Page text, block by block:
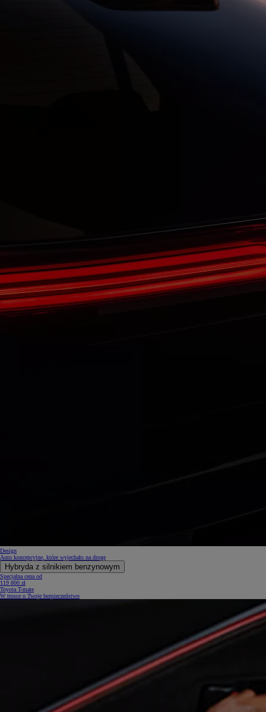
Design
Auto koncepcyjne, które wyjechało na drogę
Hybryda z silnikiem benzynowym
Specjalna cena od
119 800 zł
Toyota T-mate
W trosce o Twoje bezpieczeństwo